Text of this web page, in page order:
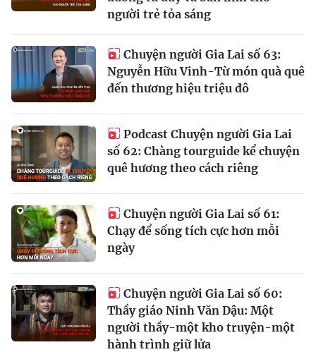
người trẻ tỏa sáng
Chuyện người Gia Lai số 63:
Nguyễn Hữu Vinh-Từ món quà quê
đến thương hiệu triệu đô
Podcast Chuyện người Gia Lai
số 62: Chàng tourguide kể chuyện
quê hương theo cách riêng
Chuyện người Gia Lai số 61:
Chạy để sống tích cực hơn mỗi
ngày
Chuyện người Gia Lai số 60:
Thầy giáo Ninh Văn Dậu: Một
người thầy-một kho truyện-một
hành trình giữ lửa